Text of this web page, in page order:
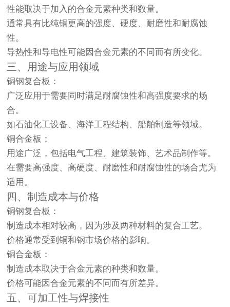
性能取决于加入的合金元素种类和数量。
通常具有比纯铜更高的强度、硬度、耐磨性和耐腐蚀
性。
导热性和导电性可能因合金元素的不同而有所变化。
三、用途与应用领域
铜钢复合板 ：
广泛应用于需要同时满足耐腐蚀性和高强度要求的场
合。
如石油化工设备、海洋工程结构、船舶制造等领域。
铜合金板 ：
用途广泛，包括电气工程、建筑装饰、艺术品制作等。
在需要高强度、高硬度、耐磨性和耐腐蚀性的场合尤为
适用。
四、制造成本与价格
铜钢复合板 ：
制造成本相对较高，因为涉及两种材料的复合工艺。
价格通常受到铜和钢市场价格的影响。
铜合金板 ：
制造成本取决于合金元素的种类和数量。
价格可能因合金元素的不同而有所差异。
五、可加工性与焊接性